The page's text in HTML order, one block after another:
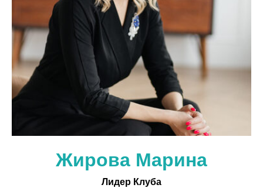
Жирова Марина
Лидер Клуба